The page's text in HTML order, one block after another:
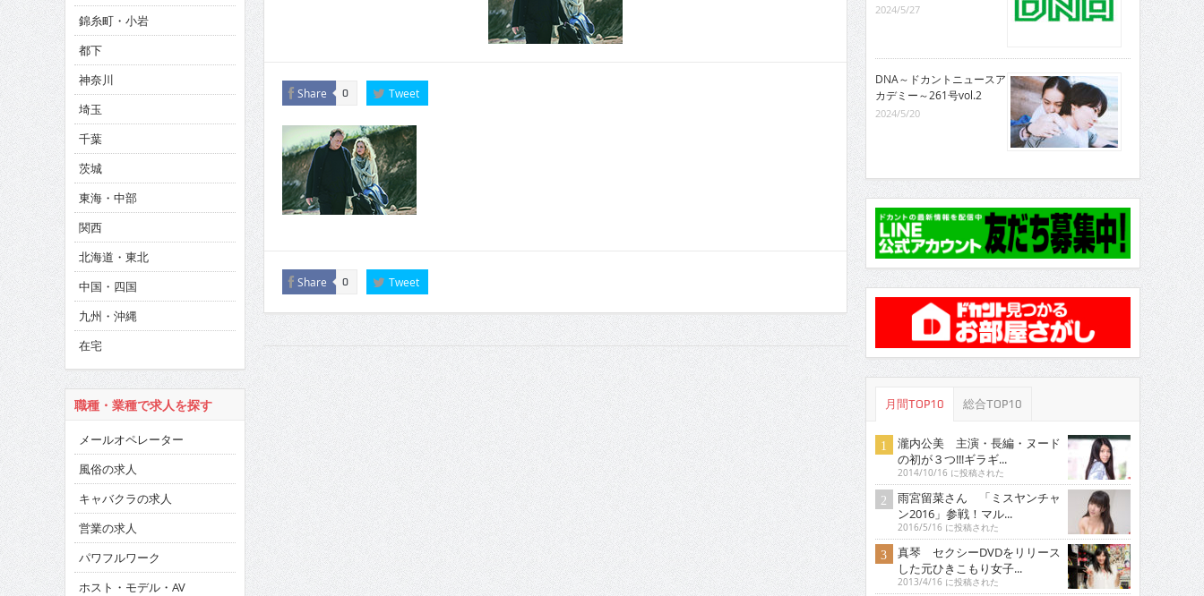
CINEMA×STYLE 286号
CINEMA×STYLE 285号
CINEMA×STYLE 294号
Share 0 Tweet
Share 0 Tweet
錦糸町・小岩
都下
神奈川
埼玉
千葉
茨城
東海・中部
関西
北海道・東北
中国・四国
九州・沖縄
在宅
職種・業種で求人を探す
メールオペレーター
風俗の求人
キャバクラの求人
営業の求人
パワフルワーク
ホスト・モデル・AV
2024/5/27
DNA～ドカントニュースア
カデミー～261号vol.2
2024/5/20
月間TOP10 総合TOP10
瀧内公美 主演・長編・ヌード
の初が３つ!!!ギラギ...
2014/10/16 に投稿された
雨宮留菜さん 「ミスヤンチャ
ン2016」参戦！マル...
2016/5/16 に投稿された
真琴 セクシーDVDをリリース
した元ひきこもり女子...
2013/4/16 に投稿された